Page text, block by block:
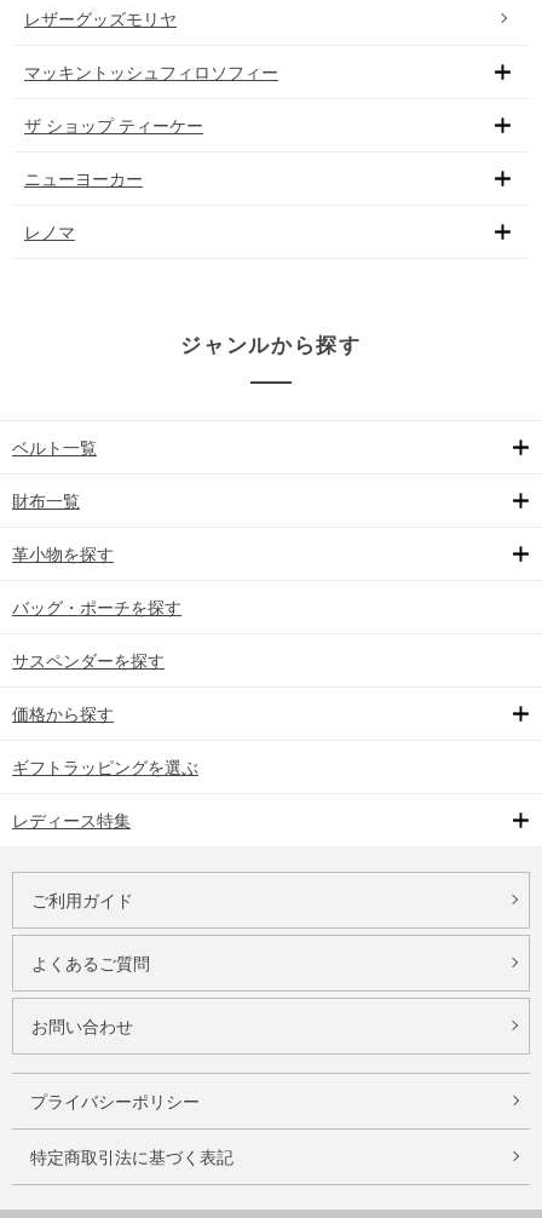
レザーグッズモリヤ
マッキントッシュフィロソフィー
ザ ショップ ティーケー
ニューヨーカー
レノマ
ジャンルから探す
ベルト一覧
財布一覧
革小物を探す
バッグ・ポーチを探す
サスペンダーを探す
価格から探す
ギフトラッピングを選ぶ
レディース特集
ご利用ガイド
よくあるご質問
お問い合わせ
プライバシーポリシー
特定商取引法に基づく表記